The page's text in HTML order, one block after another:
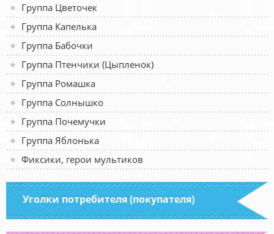
Группа Цветочек
Группа Капелька
Группа Бабочки
Группа Птенчики (Цыпленок)
Группа Ромашка
Группа Солнышко
Группа Почемучки
Группа Яблонька
Фиксики, герои мультиков
Уголки потребителя (покупателя)